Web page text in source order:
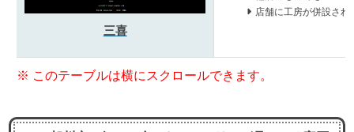
三喜
店舗に工房が併設され